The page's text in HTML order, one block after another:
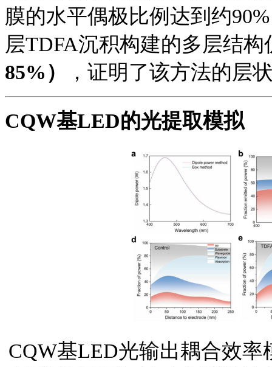
膜的水平偶极比例达到约
层TDFA沉积构建的多层结构
85%）
，证明了该方法的层
CQW基LED的光提取模拟
CQW基LED光输出耦合效